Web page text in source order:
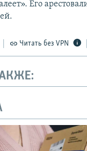
Его
Читать без VPN